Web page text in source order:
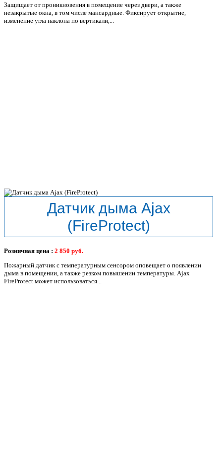
Защищает от проникновения в помещение через двери, а также
незакрытые окна, в том числе мансардные. Фиксирует открытие,
изменение угла наклона по вертикали,...
Датчик дыма Ajax
(FireProtect)
Розничная цена : 2 850 руб.
Пожарный датчик с температурным сенсором оповещает о появлении
дыма в помещении, а также резком повышении температуры. Ajax
FireProtect может использоваться...